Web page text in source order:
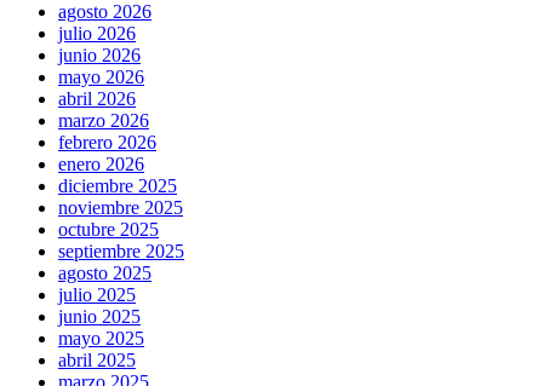
agosto 2026
julio 2026
junio 2026
mayo 2026
abril 2026
marzo 2026
febrero 2026
enero 2026
diciembre 2025
noviembre 2025
octubre 2025
septiembre 2025
agosto 2025
julio 2025
junio 2025
mayo 2025
abril 2025